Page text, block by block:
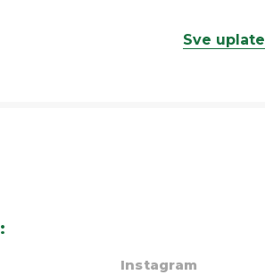
Sve uplate
:
Instagram